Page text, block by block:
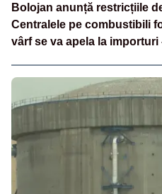
Bolojan anunță restricțiile
Centralele pe combustibili
vârf se va apela la importuri